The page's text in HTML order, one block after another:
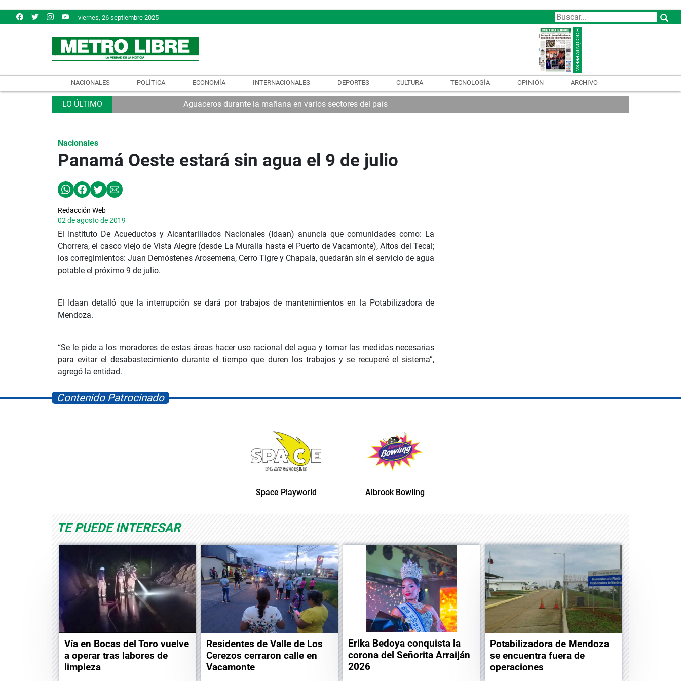
viernes, 26 septiembre 2025
NACIONALES POLÍTICA ECONOMÍA INTERNACIONALES DEPORTES CULTURA TECNOLOGÍA OPINIÓN ARCHIVO
Aguaceros durante la mañana en varios sectores del país
Nacionales
Panamá Oeste estará sin agua el 9 de julio
Redacción Web
02 de agosto de 2019
El Instituto De Acueductos y Alcantarillados Nacionales (Idaan) anuncia que comunidades como: La
Chorrera, el casco viejo de Vista Alegre (desde La Muralla hasta el Puerto de Vacamonte), Altos del Tecal;
los corregimientos: Juan Demóstenes Arosemena, Cerro Tigre y Chapala, quedarán sin el servicio de agua
potable el próximo 9 de julio.
El Idaan detalló que la interrupción se dará por trabajos de mantenimientos en la Potabilizadora de
Mendoza.
“Se le pide a los moradores de estas áreas hacer uso racional del agua y tomar las medidas necesarias
para evitar el desabastecimiento durante el tiempo que duren los trabajos y se recuperé el sistema”,
agregó la entidad.
Contenido Patrocinado
Space Playworld Albrook Bowling
TE PUEDE INTERESAR
Vía en Bocas del Toro vuelve
a operar tras labores de
limpieza
Residentes de Valle de Los
Cerezos cerraron calle en
Vacamonte
Erika Bedoya conquista la
corona del Señorita Arraiján
2026
Potabilizadora de Mendoza
se encuentra fuera de
operaciones